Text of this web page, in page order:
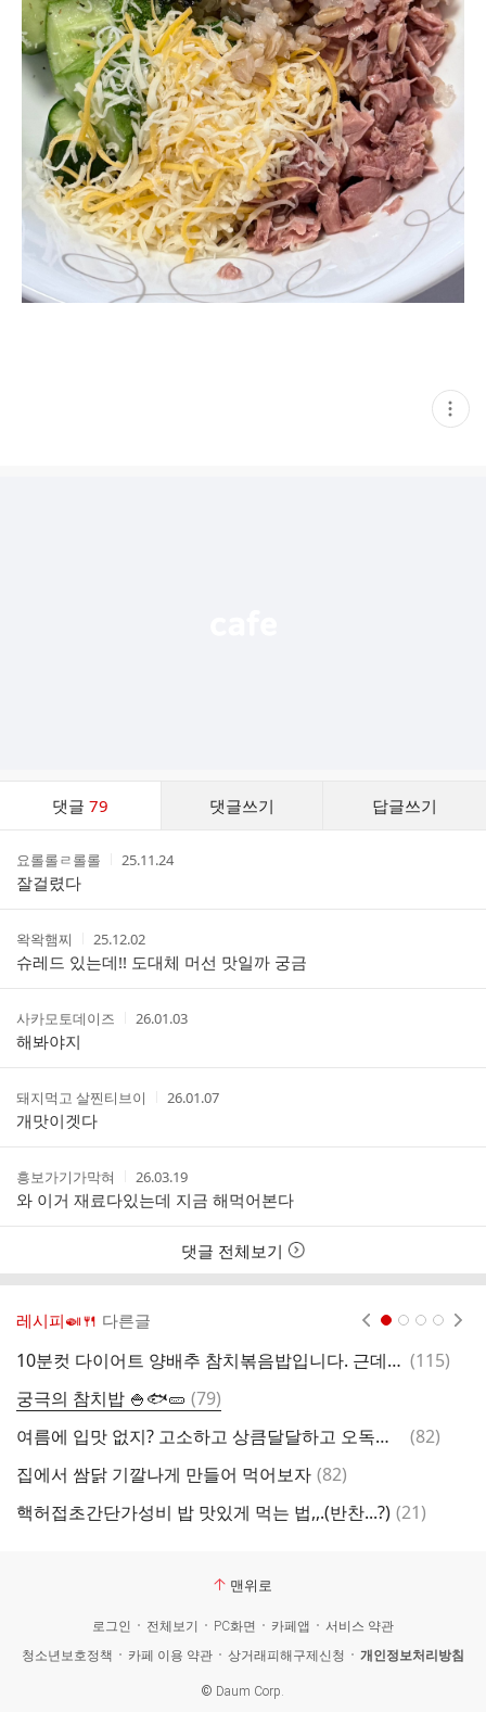
현
재
댓글79 댓글쓰기 답글쓰기
스
작
성
자
요롤롤ㄹ롤롤
작
간
25.11.24
잘걸렸다
작
성
자
왁왁햄찌
작
성
시
간
25.12.02
슈레드 있는데!! 도대체 머선 맛일까 궁금
작
성
자
사카모토데이즈
작
간
26.01.03
해봐야지
작
성
자
돼지먹고 살찐티브이
작
간
26.01.07
개맛이겟다
작
성
자
흥보가기가막혀
작
성
시
간
26.03.19
와 이거 재료다있는데 지금 해먹어본다
댓글 전체보기
레시피🍛🍴 다른글
10분컷 다이어트 양배추 참치볶음밥입니다. 근데이제 토마토를 곁들인, 댓
(115)
궁극의 참치밥 🍚🐟🥒 댓
글
(79)
여름에 입맛 없지? 고소하고 상큼달달하고 오독오독한 오이샐러드 해먹자🥒🥒🥒🥒🥒
댓
(82)
집에서 쌈닭 기깔나게 만들어 먹어보자 댓
(82)
핵허접초간단가성비 밥 맛있게 먹는 법,,.(반찬...?) 댓
(21)
맨위로
로그인 전체보기 PC화면 카페앱
서비스 약관
청소년보호정책
카페 이용 약관 상거래피해구제신청 개인정보처리방침
© Daum Corp.